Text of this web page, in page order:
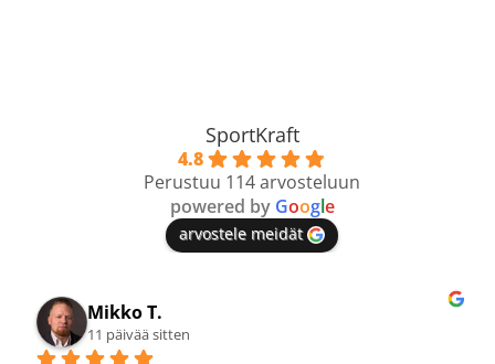
SportKraft
4.8
Perustuu 114 arvosteluun
powered by Google
arvostele meidät
Mikko T.
11 päivää sitten